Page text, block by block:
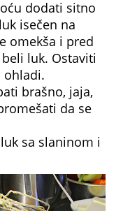
dodati sitno
isečen na
omekša i pred
luk. Ostaviti
ohladi.
brašno, jaja,
da se
sa slaninom i